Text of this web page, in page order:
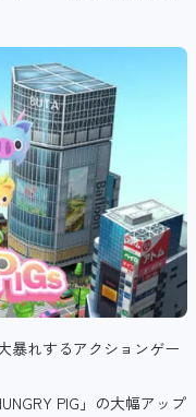
暴れするアクションゲー
PIG」の大幅アップ